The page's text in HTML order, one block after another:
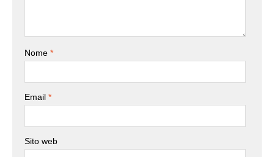
Nome *
Email *
Sito web